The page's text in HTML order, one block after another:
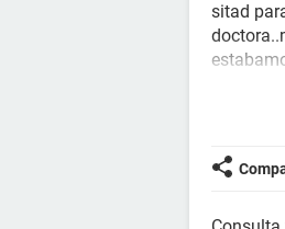
sitad
dieron
k boy